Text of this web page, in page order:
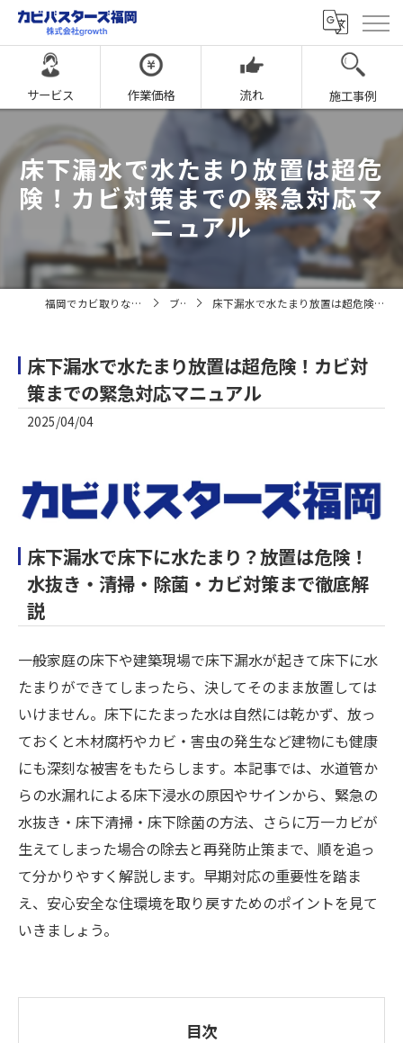
サービス 作業価格 流れ 施工事例
床下漏水で水たまり放置は超危
険！カビ対策までの緊急対応マ
ニュアル
福岡でカビ取りならカビバスターズ福岡 ブログ 床下漏水で水たまり放置は超危険！カビ対策までの緊急対応マニュアル
床下漏水で水たまり放置は超危険！カビ対
策までの緊急対応マニュアル
2025/04/04
床下漏水で床下に水たまり？放置は危険！
水抜き・清掃・除菌・カビ対策まで徹底解
説
一般家庭の床下や建築現場で床下漏水が起きて床下に水
たまりができてしまったら、決してそのまま放置しては
いけません。床下にたまった水は自然には乾かず、放っ
ておくと木材腐朽やカビ・害虫の発生など建物にも健康
にも深刻な被害をもたらします​。本記事では、水道管か
らの水漏れによる床下浸水の原因やサインから、緊急の
水抜き・床下清掃・床下除菌の方法、さらに万一カビが
生えてしまった場合の除去と再発防止策まで、順を追っ
て分かりやすく解説します。早期対応の重要性を踏ま
え、安心安全な住環境を取り戻すためのポイントを見て
いきましょう。
目次